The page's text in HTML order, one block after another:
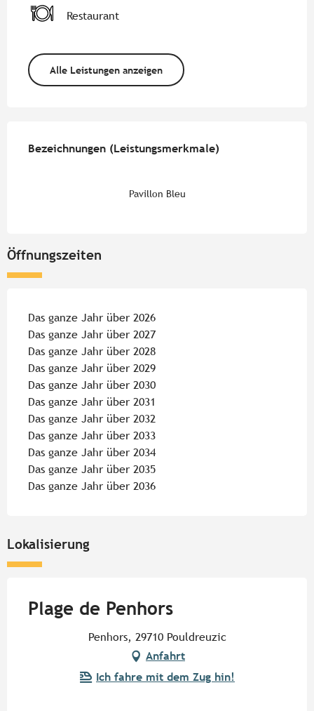
Restaurant
Alle Leistungen anzeigen
Bezeichnungen (Leistungsmerkmale)
Bezeichnungen (Leistungsmerkmale)
Pavillon Bleu
Öffnungszeiten
Das ganze Jahr über 2026
Das ganze Jahr über 2027
Das ganze Jahr über 2028
Das ganze Jahr über 2029
Das ganze Jahr über 2030
Das ganze Jahr über 2031
Das ganze Jahr über 2032
Das ganze Jahr über 2033
Das ganze Jahr über 2034
Das ganze Jahr über 2035
Das ganze Jahr über 2036
Lokalisierung
Plage de Penhors
Penhors, 29710 Pouldreuzic
Anfahrt
Ich fahre mit dem Zug hin!